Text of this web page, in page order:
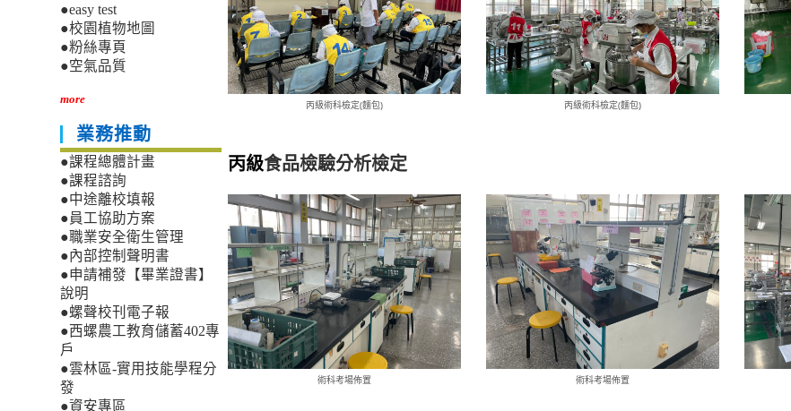
丙級術科檢定(麵包) 丙級術科檢定(麵包)
丙級食品檢驗分析檢定
術科考場佈置 術科考場佈置
●easy test
●校園植物地圖
●粉絲專頁
●空氣品質
more
業務推動
●課程總體計畫
●課程諮詢
●中途離校填報
●員工協助方案
●職業安全衛生管理
●內部控制聲明書
●申請補發【畢業證書】
說明
●螺聲校刊電子報
●西螺農工教育儲蓄402專
戶
●雲林區-實用技能學程分
發
●資安專區